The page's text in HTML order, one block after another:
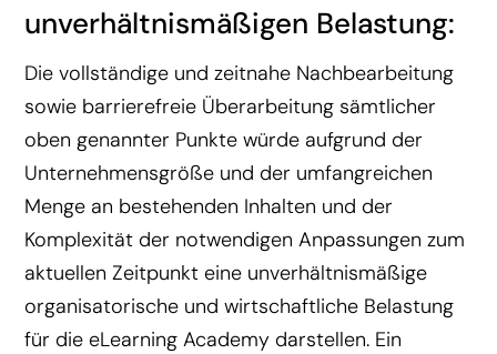
unverhältnismäßigen Belastung:
Die vollständige und zeitnahe Nachbearbeitung
sowie barrierefreie Überarbeitung sämtlicher
oben genannter Punkte würde aufgrund der
Unternehmensgröße und der umfangreichen
Menge an bestehenden Inhalten und der
Komplexität der notwendigen Anpassungen zum
aktuellen Zeitpunkt eine unverhältnismäßige
organisatorische und wirtschaftliche Belastung
für die eLearning Academy darstellen. Ein